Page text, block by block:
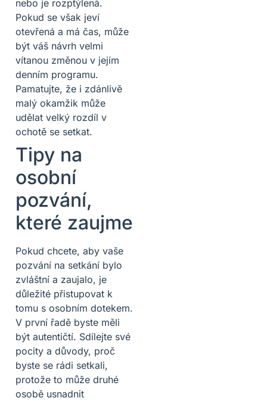
nebo je rozptýlená.
Pokud se však jeví
otevřená a má čas, může
být váš návrh velmi
vítanou změnou v jejím
denním programu.
Pamatujte, že i zdánlivě
malý okamžik může
udělat velký rozdíl v
ochotě se setkat.
Tipy na
osobní
pozvání,
které zaujme
Pokud chcete, aby vaše
pozvání na setkání bylo
zvláštní a zaujalo, je
důležité přistupovat k
tomu s osobním dotekem.
V první řadě byste měli
být autentičtí. Sdílejte své
pocity a důvody, proč
byste se rádi setkali,
protože to může druhé
osobě usnadnit